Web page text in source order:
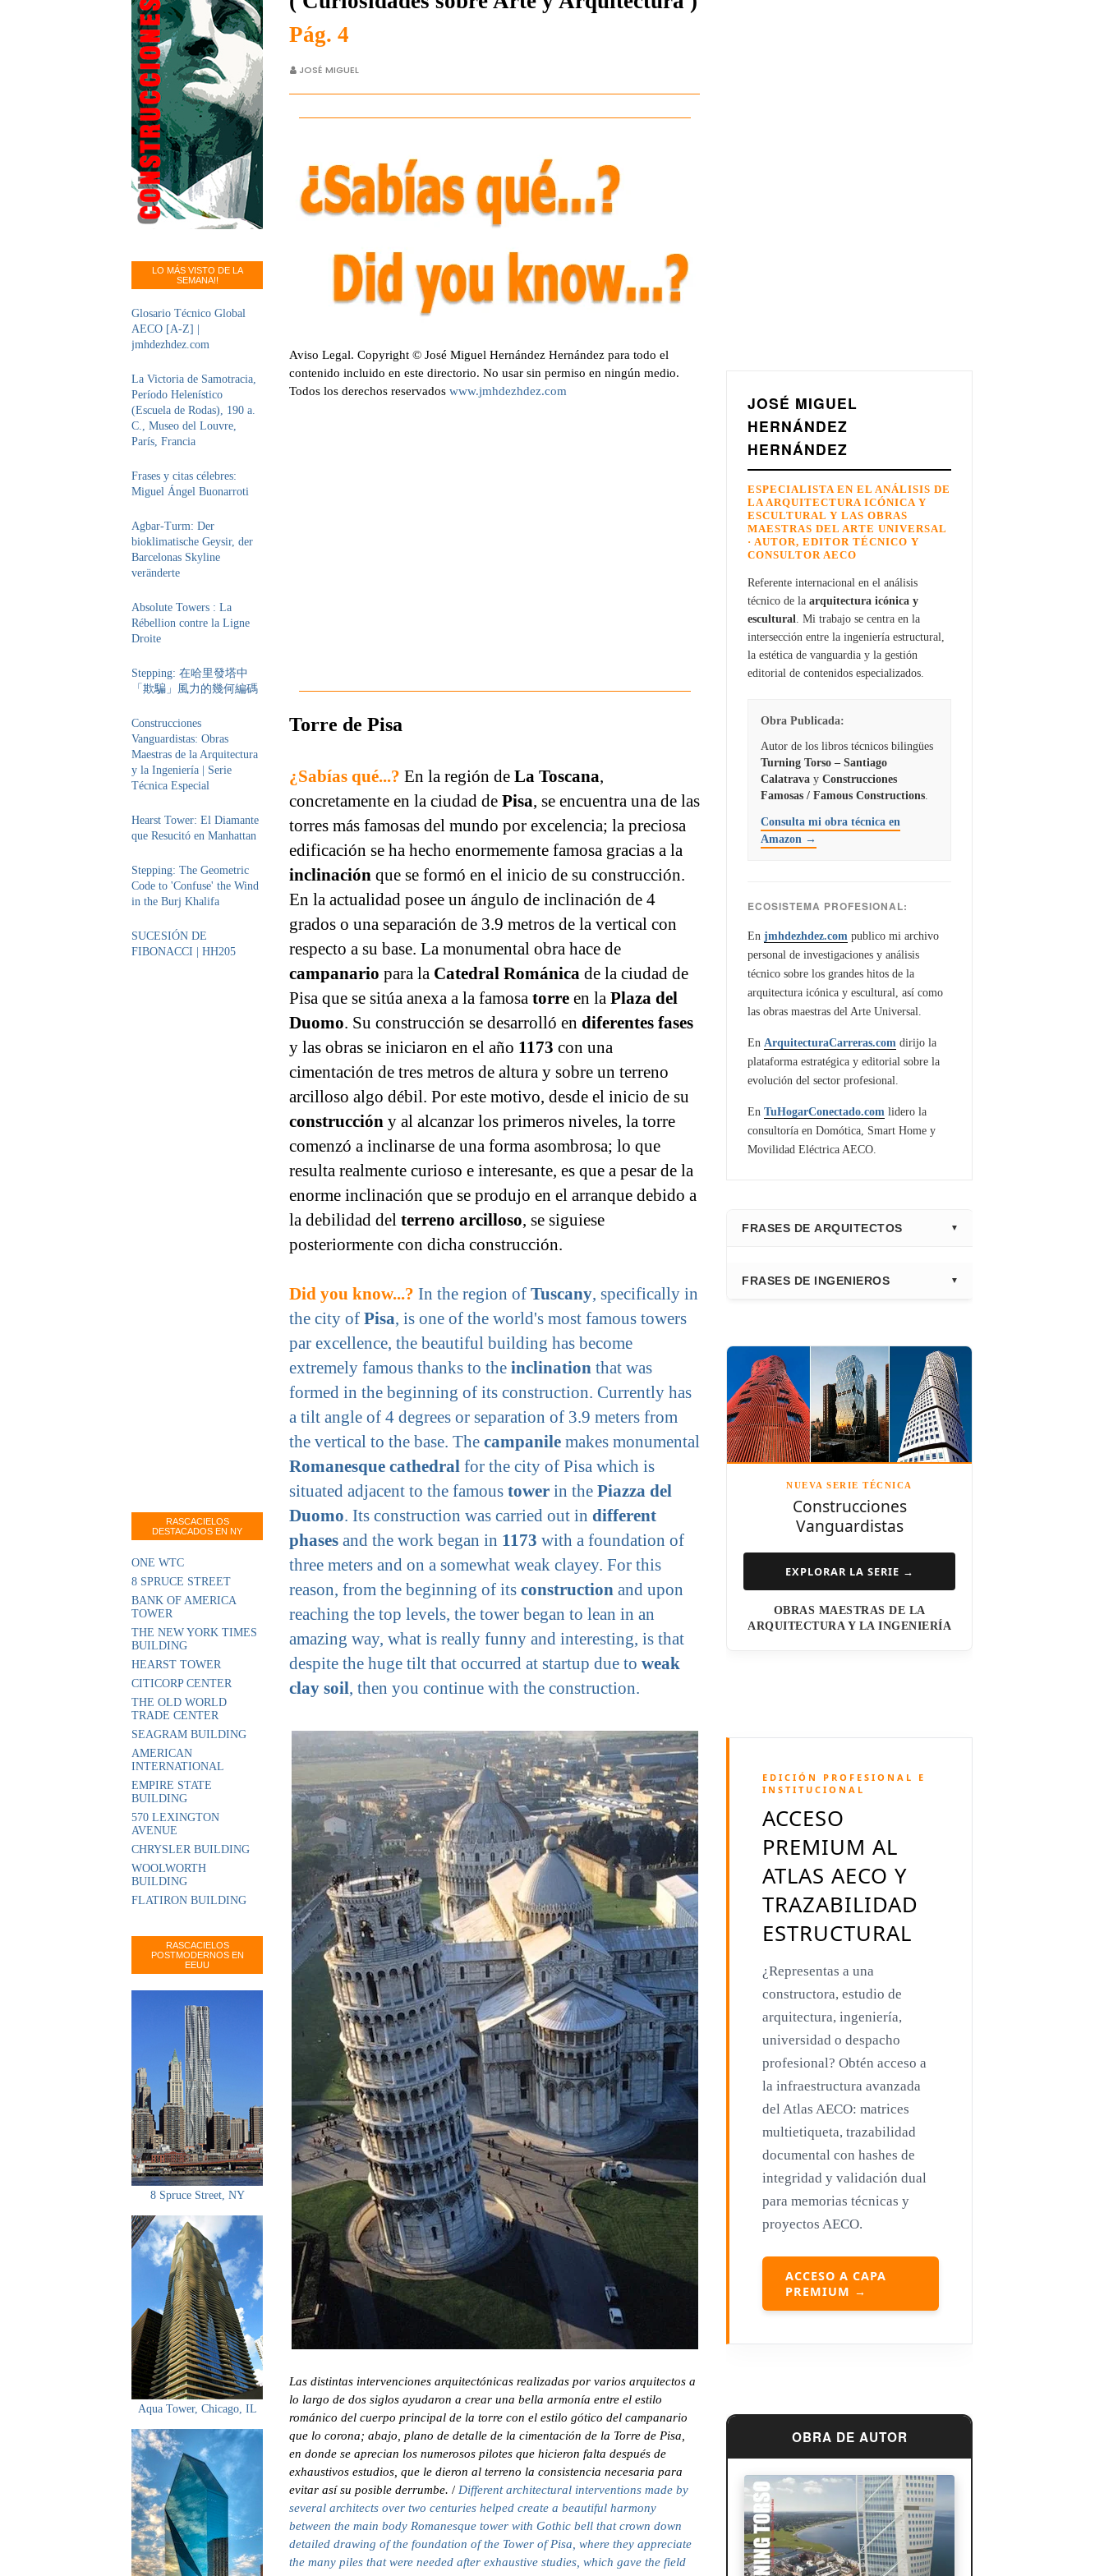
LO MÁS VISTO DE LA
SEMANA!!
Glosario Técnico Global
AECO [A-Z] |
jmhdezhdez.com
La Victoria de Samotracia,
Período Helenístico
(Escuela de Rodas), 190 a.
C., Museo del Louvre,
París, Francia
Frases y citas célebres:
Miguel Ángel Buonarroti
Agbar-Turm: Der
bioklimatische Geysir, der
Barcelonas Skyline
veränderte
Absolute Towers : La
Rébellion contre la Ligne
Droite
Stepping: 在哈里發塔中
「欺騙」風力的幾何編碼
Construcciones
Vanguardistas: Obras
Maestras de la Arquitectura
y la Ingeniería | Serie
Técnica Especial
Hearst Tower: El Diamante
que Resucitó en Manhattan
Stepping: The Geometric
Code to 'Confuse' the Wind
in the Burj Khalifa
SUCESIÓN DE
FIBONACCI | HH205
RASCACIELOS
DESTACADOS EN NY
ONE WTC
8 SPRUCE STREET
BANK OF AMERICA
TOWER
THE NEW YORK TIMES
BUILDING
HEARST TOWER
CITICORP CENTER
THE OLD WORLD
TRADE CENTER
SEAGRAM BUILDING
AMERICAN
INTERNATIONAL
EMPIRE STATE
BUILDING
570 LEXINGTON
AVENUE
CHRYSLER BUILDING
WOOLWORTH
BUILDING
FLATIRON BUILDING
RASCACIELOS
POSTMODERNOS EN
EEUU
8 Spruce Street, NY
Aqua Tower, Chicago, IL
Pág. 4
JOSÉ MIGUEL
Aviso Legal. Copyright © José Miguel Hernández Hernández para todo el
contenido incluido en este directorio. No usar sin permiso en ningún medio.
Todos los derechos reservados www.jmhdezhdez.com
Torre de Pisa
¿Sabías qué...? En la región de La Toscana,
concretamente en la ciudad de Pisa, se encuentra una de las
torres más famosas del mundo por excelencia; la preciosa
edificación se ha hecho enormemente famosa gracias a la
inclinación que se formó en el inicio de su construcción.
En la actualidad posee un ángulo de inclinación de 4
grados o una separación de 3.9 metros de la vertical con
respecto a su base. La monumental obra hace de
campanario para la Catedral Románica de la ciudad de
Pisa que se sitúa anexa a la famosa torre en la Plaza del
Duomo. Su construcción se desarrolló en diferentes fases
y las obras se iniciaron en el año 1173 con una
cimentación de tres metros de altura y sobre un terreno
arcilloso algo débil. Por este motivo, desde el inicio de su
construcción y al alcanzar los primeros niveles, la torre
comenzó a inclinarse de una forma asombrosa; lo que
resulta realmente curioso e interesante, es que a pesar de la
enorme inclinación que se produjo en el arranque debido a
la debilidad del terreno arcilloso, se siguiese
posteriormente con dicha construcción.
Did you know...? In the region of Tuscany, specifically in
the city of Pisa, is one of the world's most famous towers
par excellence, the beautiful building has become
extremely famous thanks to the inclination that was
formed in the beginning of its construction. Currently has
a tilt angle of 4 degrees or separation of 3.9 meters from
the vertical to the base. The campanile makes monumental
Romanesque cathedral for the city of Pisa which is
situated adjacent to the famous tower in the Piazza del
Duomo. Its construction was carried out in different
phases and the work began in 1173 with a foundation of
three meters and on a somewhat weak clayey. For this
reason, from the beginning of its construction and upon
reaching the top levels, the tower began to lean in an
amazing way, what is really funny and interesting, is that
despite the huge tilt that occurred at startup due to weak
clay soil, then you continue with the construction.
Las distintas intervenciones arquitectónicas realizadas por varios arquitectos a
lo largo de dos siglos ayudaron a crear una bella armonía entre el estilo
románico del cuerpo principal de la torre con el estilo gótico del campanario
que lo corona; abajo, plano de detalle de la cimentación de la Torre de Pisa,
en donde se aprecian los numerosos pilotes que hicieron falta después de
exhaustivos estudios, que le dieron al terreno la consistencia necesaria para
evitar así su posible derrumbe. / Different architectural interventions made ​​by
several architects over two centuries helped create a beautiful harmony
between the main body Romanesque tower with Gothic bell that crown down
detailed drawing of the foundation of the Tower of Pisa, where they appreciate
the many piles that were needed after exhaustive studies, which gave the field
JOSÉ MIGUEL
HERNÁNDEZ
HERNÁNDEZ
ESPECIALISTA EN EL ANÁLISIS DE
LA ARQUITECTURA ICÓNICA Y
ESCULTURAL Y LAS OBRAS
MAESTRAS DEL ARTE UNIVERSAL
· AUTOR, EDITOR TÉCNICO Y
CONSULTOR AECO
Referente internacional en el análisis
técnico de la arquitectura icónica y
escultural . Mi trabajo se centra en la
intersección entre la ingeniería estructural,
la estética de vanguardia y la gestión
editorial de contenidos especializados.
Obra Publicada:
Autor de los libros técnicos bilingües
Turning Torso – Santiago
Calatrava y Construcciones
Famosas / Famous Constructions
Consulta mi obra técnica en
Amazon →
ECOSISTEMA PROFESIONAL:
En jmhdezhdez.com publico mi archivo
personal de investigaciones y análisis
técnico sobre los grandes hitos de la
arquitectura icónica y escultural, así como
las obras maestras del Arte Universal.
En ArquitecturaCarreras.com dirijo la
plataforma estratégica y editorial sobre la
evolución del sector profesional.
En TuHogarConectado.com lidero la
consultoría en Domótica, Smart Home y
Movilidad Eléctrica AECO.
FRASES DE ARQUITECTOS
Adrian Smith
Richard Rogers
David Chipperfield
Kazuyo Sejima
Steven Holl
Henry N. Cobb
I.M. Pei
Luis Barragán
Richard Meier
Aldo Rossi
Toyo Ito
Jacques Herzog
Rem Koolhaas
Zaha Hadid
Renzo Piano
Mies van der Rohe
Philip Johnson
Le Corbusier
William Pereira
Frank Lloyd Wright
Louis Sullivan
Miguel Ángel Buonarroti
FRASES DE INGENIEROS
Leslie E. Robertson
Félix Cándela
NUEVA SERIE TÉCNICA
Construcciones
Vanguardistas
EXPLORAR LA SERIE →
OBRAS MAESTRAS DE LA
ARQUITECTURA Y LA INGENIERÍA
EDICIÓN PROFESIONAL E
INSTITUCIONAL
ACCESO
PREMIUM AL
ATLAS AECO Y
TRAZABILIDAD
ESTRUCTURAL
¿Representas a una
constructora, estudio de
arquitectura, ingeniería,
universidad o despacho
profesional? Obtén acceso a
la infraestructura avanzada
del Atlas AECO: matrices
multietiqueta, trazabilidad
documental con hashes de
integridad y validación dual
para memorias técnicas y
proyectos AECO.
ACCESO A CAPA
PREMIUM →
OBRA DE AUTOR